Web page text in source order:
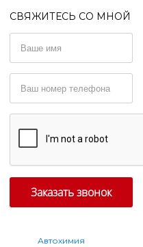
СВЯЖИТЕСЬ СО МНОЙ
Автохимия